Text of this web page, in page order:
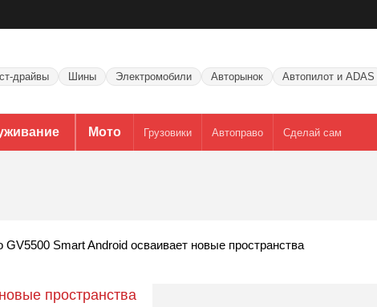
драйвы Шины Электромобили Авторынок Автопилот и ADAS
Мото Грузовики Автоправо Сделай сам
GV5500 Smart Android осваивает новые пространства
пространства